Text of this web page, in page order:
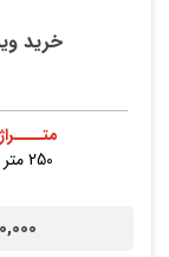
خرید
متــــراژ
250 متر